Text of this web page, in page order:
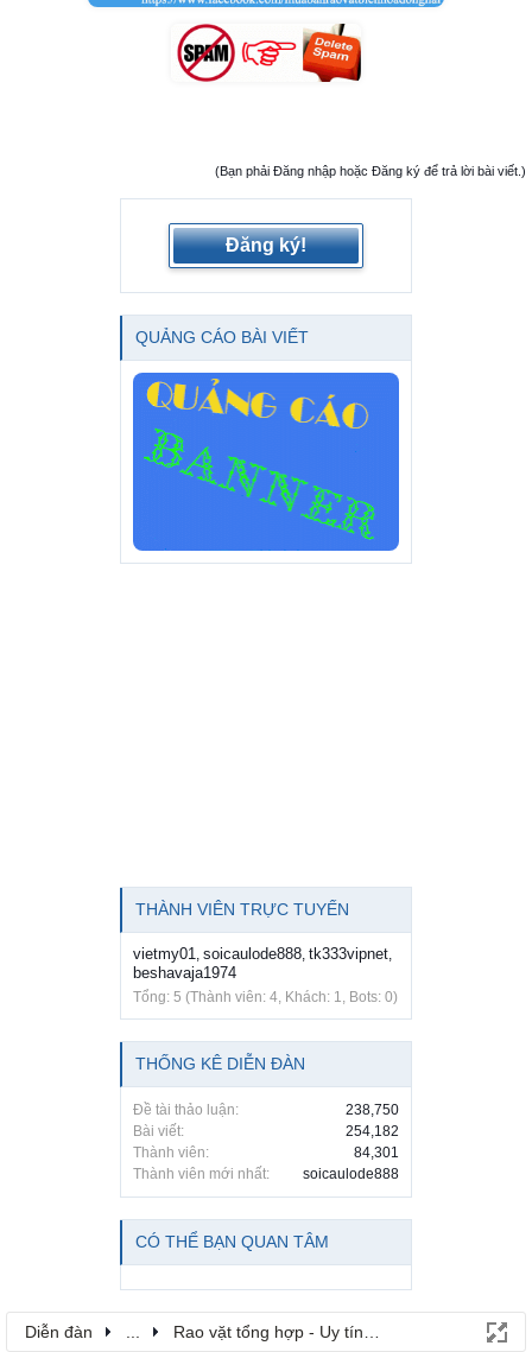
(Bạn phải Đăng nhập hoặc Đăng ký để trả lời bài viết.)
Đăng ký!
QUẢNG CÁO BÀI VIẾT
THÀNH VIÊN TRỰC TUYẾN
vietmy01 soicaulode888 tk333vipnet
beshavaja1974
Tổng: 5 (Thành viên: 4, Khách: 1, Bots: 0)
THỐNG KÊ DIỄN ĐÀN
Đề tài thảo luận:
238,750
Bài viết:
254,182
Thành viên:
84,301
Thành viên mới nhất:
soicaulode888
CÓ THỂ BẠN QUAN TÂM
Diễn đàn Rao vặt tổng hợp - Uy tín - Miễn phí